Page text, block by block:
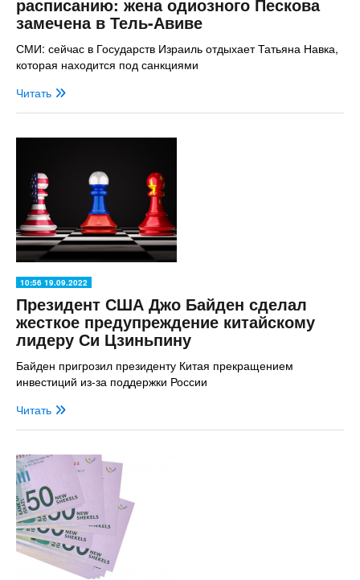
замечена в Тель-Авиве
СМИ: сейчас в Государств Израиль отдыхает Татьяна Навка,
которая находится под санкциями
Читать
10:56 19.09.2022
Президент США Джо Байден сделал
жесткое предупреждение китайскому
лидеру Си Цзиньпину
Байден пригрозил президенту Китая прекращением
инвестиций из-за поддержки России
Читать